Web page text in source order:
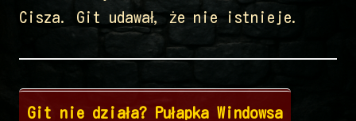
Cisza. Git udawał, że nie istnieje.
Git nie działa? Pułapka Windowsa